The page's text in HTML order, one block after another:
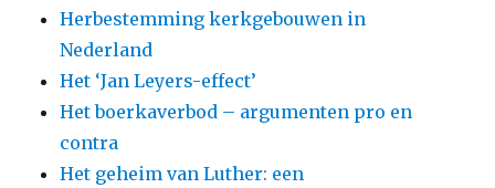
Herbestemming kerkgebouwen in
Nederland
Het ‘Jan Leyers-effect’
Het boerkaverbod – argumenten pro en
contra
Het geheim van Luther: een